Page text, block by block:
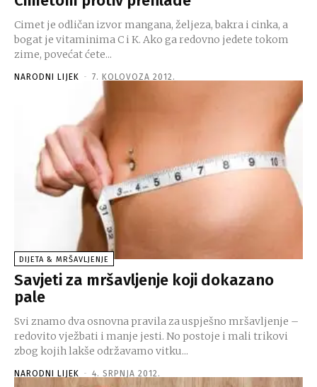
Cimet je odličan izvor mangana, željeza, bakra i cinka, a
bogat je vitaminima C i K. Ako ga redovno jedete tokom
zime, povećat ćete...
NARODNI LIJEK - 7. KOLOVOZA 2012.
DIJETA & MRŠAVLJENJE
Savjeti za mršavljenje koji dokazano
pale
Svi znamo dva osnovna pravila za uspješno mršavljenje –
redovito vježbati i manje jesti. No postoje i mali trikovi
zbog kojih lakše održavamo vitku...
NARODNI LIJEK - 4. SRPNJA 2012.